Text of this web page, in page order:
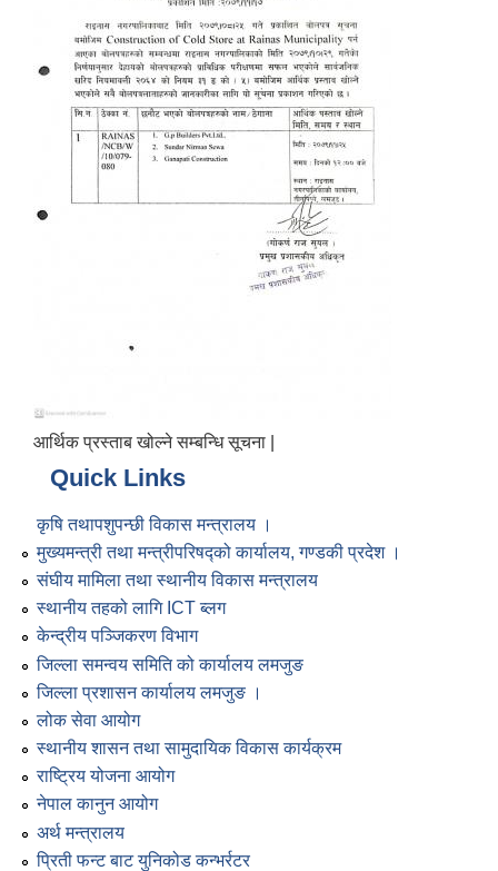
आर्थिक प्रस्ताब खोल्ने सम्बन्धि सूचना |
Quick Links
कृषि तथापशुपन्छी विकास मन्त्रालय ।
मुख्यमन्त्री तथा मन्त्रीपरिषद्को कार्यालय, गण्डकी प्रदेश ।
संघीय मामिला तथा स्थानीय विकास मन्त्रालय
स्थानीय तहको लागि ICT ब्लग
केन्द्रीय पञ्जिकरण विभाग
जिल्ला समन्वय समिति को कार्यालय लमजुङ
जिल्ला प्रशासन कार्यालय लमजुङ ।
लोक सेवा आयोग
स्थानीय शासन तथा सामुदायिक विकास कार्यक्रम
राष्ट्रिय योजना आयोग
नेपाल कानुन आयोग
अर्थ मन्त्रालय
प्रिती फन्ट बाट युनिकोड कन्भर्रटर